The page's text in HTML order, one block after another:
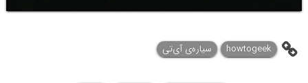
howtogeek سیاره‌ی ‌آی‌تی